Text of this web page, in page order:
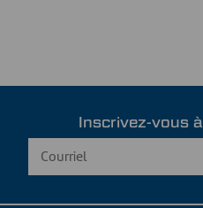
Inscrivez-vous